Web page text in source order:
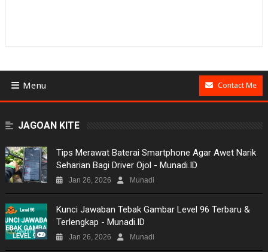
Menu
NEWS
MOVIES
Contact Me
JAGOAN KITE
Tips Merawat Baterai Smartphone Agar Awet Narik
Seharian Bagi Driver Ojol - Munadi.ID
Jan 26, 2026 Munadi
Kunci Jawaban Tebak Gambar Level 96 Terbaru &
Terlengkap - Munadi.ID
Jan 26, 2026 Munadi